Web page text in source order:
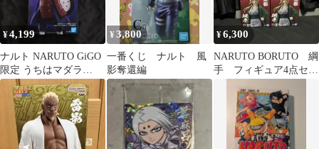
¥4,199
ナルト NARUTO GiGO
限定 うちはマダラ
UCHIHA MADARA
¥3,800
一番くじ ナルト 風
影奪還編
¥6,300
NARUTO BORUTO 綱
手 フィギュア4点セッ